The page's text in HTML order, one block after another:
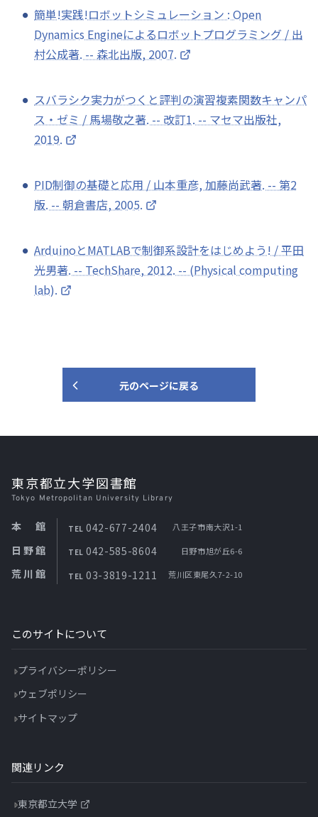
簡単!実践!ロボットシミュレーション : Open
Dynamics Engineによるロボットプログラミング / 出
村公成著. -- 森北出版, 2007.
スバラシク実力がつくと評判の演習複素関数キャンパ
ス・ゼミ / 馬場敬之著. -- 改訂1. -- マセマ出版社,
2019.
PID制御の基礎と応用 / 山本重彦, 加藤尚武著. -- 第2
版. -- 朝倉書店, 2005.
ArduinoとMATLABで制御系設計をはじめよう! / 平田
光男著. -- TechShare, 2012. -- (Physical computing
lab).
元のページに戻る
東京都立大学図書館
Tokyo Metropolitan University Library
本館 TEL 042-677-2404 八王子市南大沢1-1
日野館 TEL 042-585-8604 日野市旭が丘6-6
荒川館 TEL 03-3819-1211 荒川区東尾久7-2-10
このサイトについて
プライバシーポリシー
ウェブポリシー
サイトマップ
関連リンク
東京都立大学